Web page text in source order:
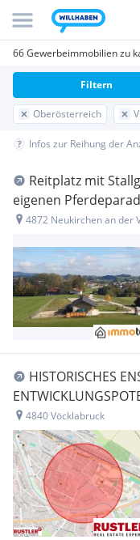
66 Gewerbeimmobilien zu
Oberösterreich
Filtern
Infos zur Reihung der
Reitplatz mit
eigenen
4872 Neukirchen an der
HISTORISCHES
4840 Vöcklabruck